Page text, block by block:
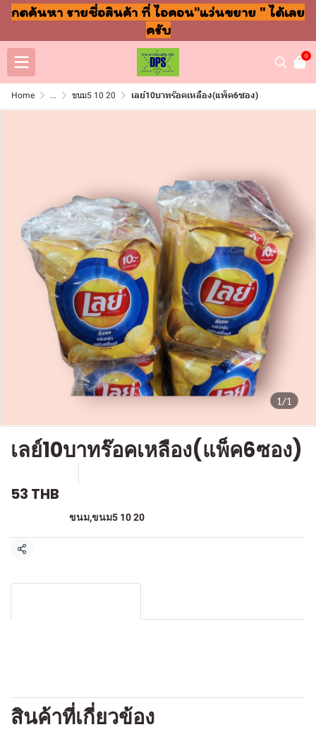
กดค้นหา รายชื่อสินค้า ที่ ไอคอน"แว่นขยาย " ได้เลย
ครับ
0
Home ... ขนม5 10 20 เลย์10บาทร๊อคเหลือง(แพ็ค6ซอง)
1/1
เลย์10บาทร๊อคเหลือง(แพ็ค6ซอง)
53 THB
ขนม,ขนม5 10 20
แชร์
สินค้าที่เกี่ยวข้อง